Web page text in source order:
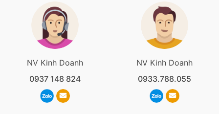
NV Kinh Doanh
0937 148 824
NV Kinh Doanh
0933.788.055